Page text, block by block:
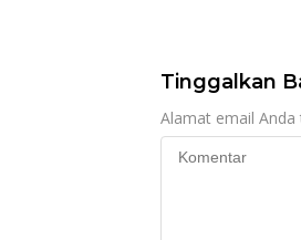
Tinggalkan
Alamat email Anda